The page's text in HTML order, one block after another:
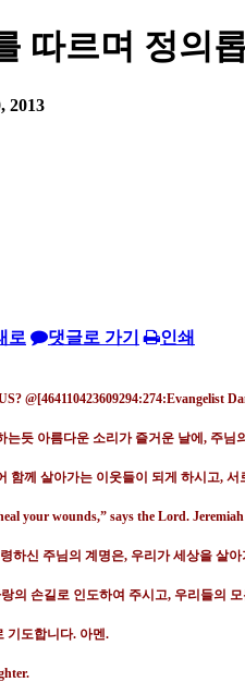
따르며 정의
2013
로 댓글로 가기 인쇄
듯 아름다운 소리가 즐거운 날에 , 주님
함께 살아가는 이웃들이 되게 하시고, 서
하신 주님의 계명은, 우리가 세상을 살
의 손길로 인도하여 주시고, 우리들의
기도합니다. 아멘.